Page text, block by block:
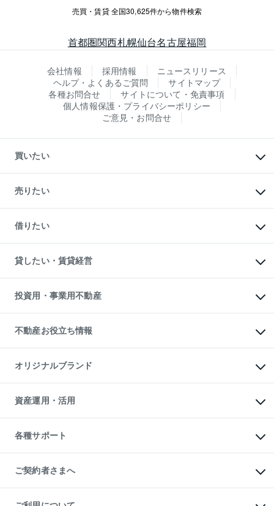
売買・賃貸 全国30,625件から物件検索
首都圏関西札幌仙台名古屋福岡
会社情報 採用情報
ニュースリリース
ヘルプ・よくあるご質問
サイトマップ
各種お問合せ
サイトについて・免責事項
個人情報保護・プライバシーポリシー
ご意見・お問合せ
買いたい
新築・分譲マンションの購入
中古マンションの購入
一戸建ての購入
中古一戸建ての購入
不動産購入の流れ
注目キーワード物件特集
購入ガイド
English 繁体中文簡体中文
売りたい
一戸建ての売却・査定
土地の売却・査定
スピードAI査定
不動産査定について
不動産売却の流れ
不動産買換えの流れ
売却ガイド
借りたい
オフィス・店舗の賃貸
借りるときの流れ
借りるガイド
貸したい・賃貸経営
マンション賃料データ
賃貸管理プラン
リロケーションについて
貸すガイド
投資用・事業用不動産
事業用不動産
マンション投資
投資用マンション
アパート経営
収益物件
ビル購入（ビル一棟）
投資用不動産の売却査定
事業用不動産の売却査定
不動産お役立ち情報
マンションライブラリー
人気マンションランキング
暮らしに役立つ不動産メディア
不動産相場・不動産価格情報
不動産コラム・ニュース
不動産用語集
不動産なんでもネット相談室
住まいの税金
オリジナルブランド
一棟リノベーションマンション
L`GENTE（ルジェンテ）
区分リノベーションマンション
投資用一棟レジデンスWELL
不動産小口投資
LEGACIA（レガシア）
資産運用・活用
不動産M&A
アセットマネジメント・出資
各種サポート
相続サポート
リフォームサポート
ご契約者さまへ
ご紹介・再契約特典